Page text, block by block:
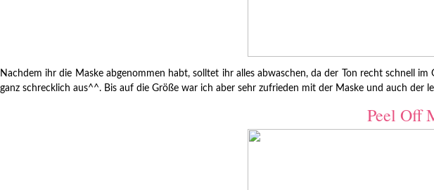
Nachdem ihr die Maske abgenommen habt, solltet ihr alles abwaschen, da der Ton recht schnell
ganz schrecklich aus^^. Bis auf die Größe war ich aber sehr zufrieden mit der Maske und auch der
Peel Off